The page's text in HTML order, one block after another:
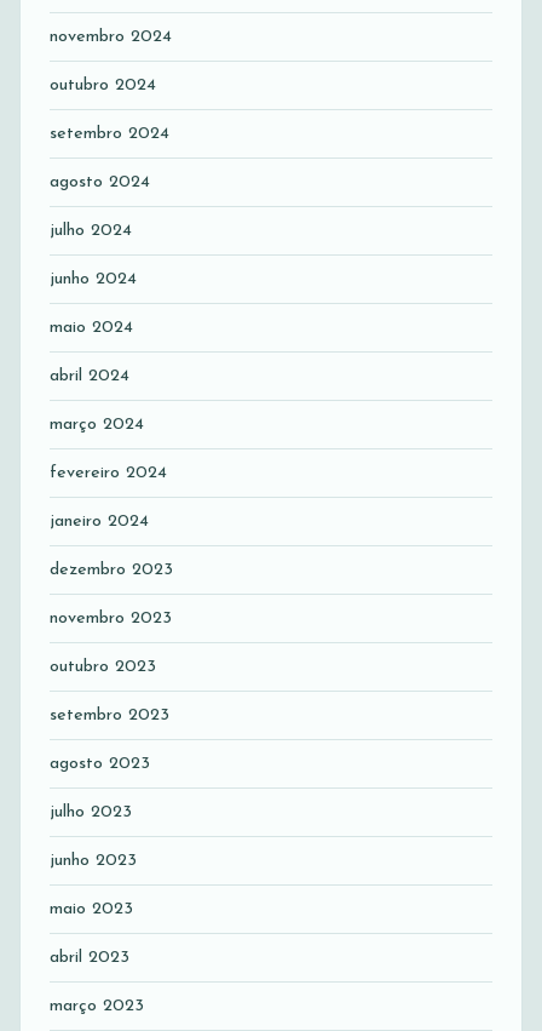
novembro 2024
outubro 2024
setembro 2024
agosto 2024
julho 2024
junho 2024
maio 2024
abril 2024
março 2024
fevereiro 2024
janeiro 2024
dezembro 2023
novembro 2023
outubro 2023
setembro 2023
agosto 2023
julho 2023
junho 2023
maio 2023
abril 2023
março 2023